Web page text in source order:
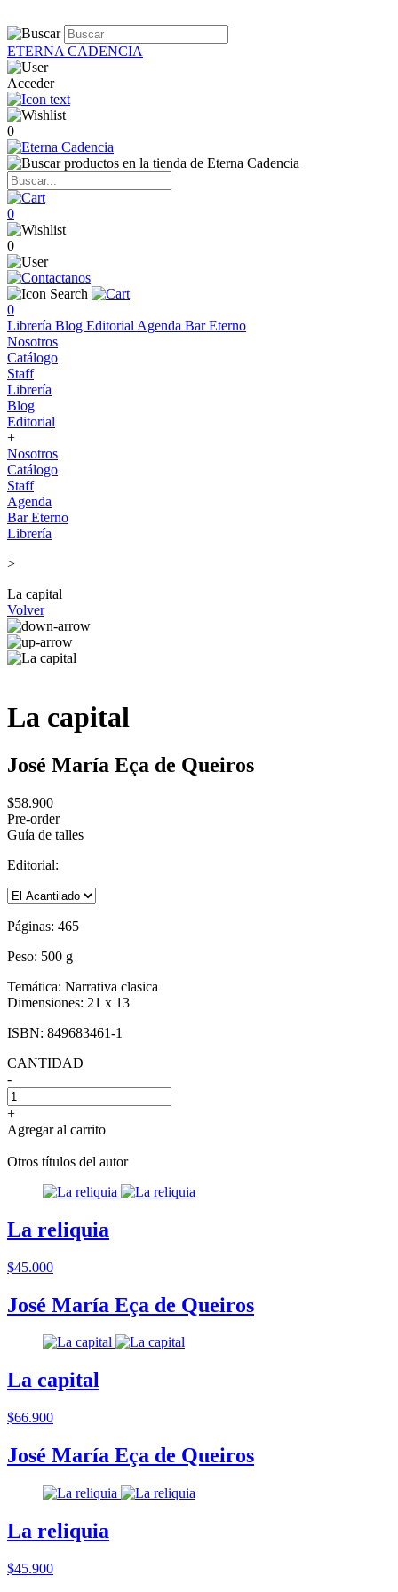
ETERNA CADENCIA
Acceder
0
0
0
0
Librería Blog Editorial Agenda Bar Eterno
Nosotros
Catálogo
Staff
Librería
Blog
Editorial
+
Nosotros
Catálogo
Staff
Agenda
Bar Eterno
Librería
>
La capital
Volver
La capital
José María Eça de Queiros
$58.900
Pre-order
Guía de talles
Editorial:
Páginas: 465
Peso: 500 g
Temática: Narrativa clasica
Dimensiones: 21 x 13
ISBN: 849683461-1
CANTIDAD
-
+
Agregar al carrito
Otros títulos del autor
La reliquia
$45.000
José María Eça de Queiros
La capital
$66.900
José María Eça de Queiros
La reliquia
$45.900